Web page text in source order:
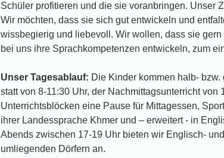
Schüler profitieren und die sie voranbringen. Unser
Wir möchten, dass sie sich gut entwickeln und
wissbegierig und liebevoll. Wir wollen, dass sie
bei uns ihre Sprachkompetenzen entwickeln, zum
Unser Tagesablauf: Die Kinder kommen halb-
statt von 8-11:30 Uhr, der Nachmittagsunterricht
Unterrichtsblöcken eine Pause für Mittagessen,
ihrer Landessprache Khmer und – erweitert - in
Abends zwischen 17-19 Uhr bieten wir Englisch-
umliegenden Dörfern an.